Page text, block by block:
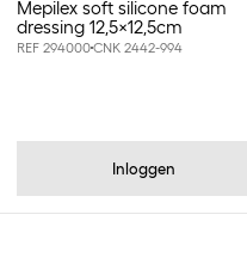
Mepilex soft silicone foam
dressing 12,5x12,5cm
REF 294000CNK 2442-994
Inloggen